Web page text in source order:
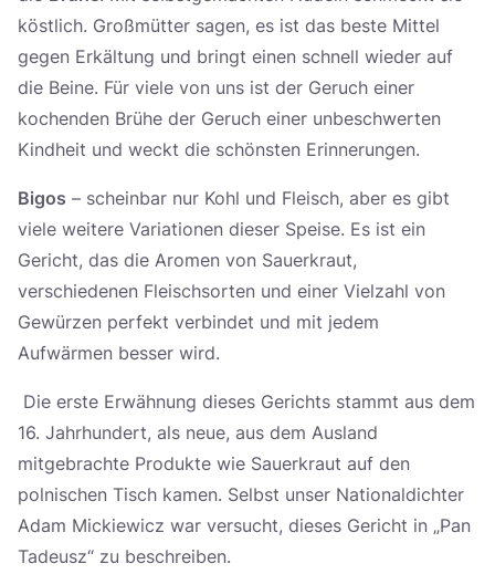
köstlich. Großmütter sagen, es ist das beste Mittel
gegen Erkältung und bringt einen schnell wieder auf
die Beine. Für viele von uns ist der Geruch einer
kochenden Brühe der Geruch einer unbeschwerten
Kindheit und weckt die schönsten Erinnerungen.
Bigos – scheinbar nur Kohl und Fleisch, aber es gibt
viele weitere Variationen dieser Speise. Es ist ein
Gericht, das die Aromen von Sauerkraut,
verschiedenen Fleischsorten und einer Vielzahl von
Gewürzen perfekt verbindet und mit jedem
Aufwärmen besser wird.
Die erste Erwähnung dieses Gerichts stammt aus dem
16. Jahrhundert, als neue, aus dem Ausland
mitgebrachte Produkte wie Sauerkraut auf den
polnischen Tisch kamen. Selbst unser Nationaldichter
Adam Mickiewicz war versucht, dieses Gericht in „Pan
Tadeusz“ zu beschreiben.